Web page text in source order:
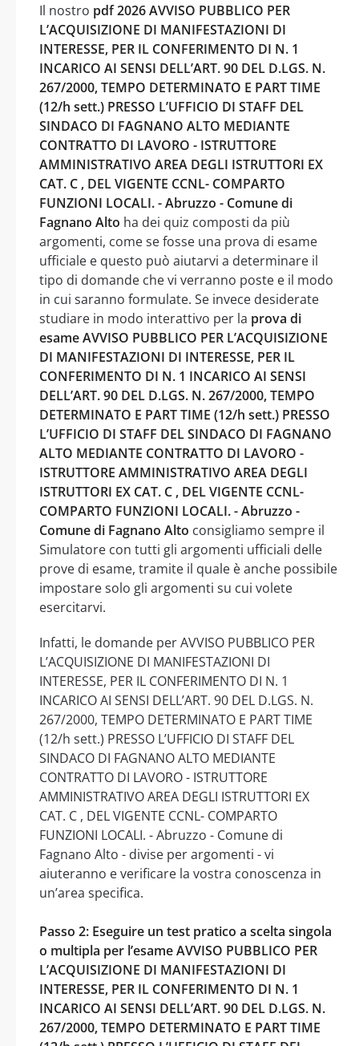
Il nostro pdf 2026 AVVISO PUBBLICO PER
L’ACQUISIZIONE DI MANIFESTAZIONI DI
INTERESSE, PER IL CONFERIMENTO DI N. 1
INCARICO AI SENSI DELL’ART. 90 DEL D.LGS. N.
267/2000, TEMPO DETERMINATO E PART TIME
(12/h sett.) PRESSO L’UFFICIO DI STAFF DEL
SINDACO DI FAGNANO ALTO MEDIANTE
CONTRATTO DI LAVORO - ISTRUTTORE
AMMINISTRATIVO AREA DEGLI ISTRUTTORI EX
CAT. C , DEL VIGENTE CCNL- COMPARTO
FUNZIONI LOCALI. - Abruzzo - Comune di
Fagnano Alto ha dei quiz composti da più
argomenti, come se fosse una prova di esame
ufficiale e questo può aiutarvi a determinare il
tipo di domande che vi verranno poste e il modo
in cui saranno formulate. Se invece desiderate
studiare in modo interattivo per la prova di
esame AVVISO PUBBLICO PER L’ACQUISIZIONE
DI MANIFESTAZIONI DI INTERESSE, PER IL
CONFERIMENTO DI N. 1 INCARICO AI SENSI
DELL’ART. 90 DEL D.LGS. N. 267/2000, TEMPO
DETERMINATO E PART TIME (12/h sett.) PRESSO
L’UFFICIO DI STAFF DEL SINDACO DI FAGNANO
ALTO MEDIANTE CONTRATTO DI LAVORO -
ISTRUTTORE AMMINISTRATIVO AREA DEGLI
ISTRUTTORI EX CAT. C , DEL VIGENTE CCNL-
COMPARTO FUNZIONI LOCALI. - Abruzzo -
Comune di Fagnano Alto consigliamo sempre il
Simulatore con tutti gli argomenti ufficiali delle
prove di esame, tramite il quale è anche possibile
impostare solo gli argomenti su cui volete
esercitarvi.
Infatti, le domande per AVVISO PUBBLICO PER
L’ACQUISIZIONE DI MANIFESTAZIONI DI
INTERESSE, PER IL CONFERIMENTO DI N. 1
INCARICO AI SENSI DELL’ART. 90 DEL D.LGS. N.
267/2000, TEMPO DETERMINATO E PART TIME
(12/h sett.) PRESSO L’UFFICIO DI STAFF DEL
SINDACO DI FAGNANO ALTO MEDIANTE
CONTRATTO DI LAVORO - ISTRUTTORE
AMMINISTRATIVO AREA DEGLI ISTRUTTORI EX
CAT. C , DEL VIGENTE CCNL- COMPARTO
FUNZIONI LOCALI. - Abruzzo - Comune di
Fagnano Alto - divise per argomenti - vi
aiuteranno e verificare la vostra conoscenza in
un’area specifica.
Passo 2: Eseguire un test pratico a scelta singola
o multipla per l’esame AVVISO PUBBLICO PER
L’ACQUISIZIONE DI MANIFESTAZIONI DI
INTERESSE, PER IL CONFERIMENTO DI N. 1
INCARICO AI SENSI DELL’ART. 90 DEL D.LGS. N.
267/2000, TEMPO DETERMINATO E PART TIME